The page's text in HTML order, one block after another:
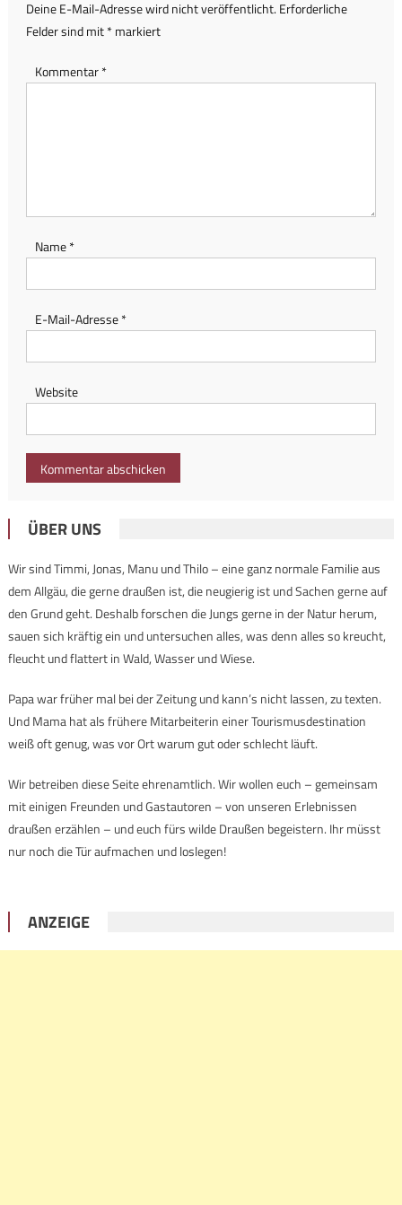
Deine E-Mail-Adresse wird nicht veröffentlicht. Erforderliche
Felder sind mit*markiert
Kommentar*
Name*
E-Mail-Adresse*
Website
ÜBER UNS
Wir sind Timmi, Jonas, Manu und Thilo – eine ganz normale Familie aus
dem Allgäu, die gerne draußen ist, die neugierig ist und Sachen gerne auf
den Grund geht. Deshalb forschen die Jungs gerne in der Natur herum,
sauen sich kräftig ein und untersuchen alles, was denn alles so kreucht,
fleucht und flattert in Wald, Wasser und Wiese.
Papa war früher mal bei der Zeitung und kann’s nicht lassen, zu texten.
Und Mama hat als frühere Mitarbeiterin einer Tourismusdestination
weiß oft genug, was vor Ort warum gut oder schlecht läuft.
Wir betreiben diese Seite ehrenamtlich. Wir wollen euch – gemeinsam
mit einigen Freunden und Gastautoren – von unseren Erlebnissen
draußen erzählen – und euch fürs wilde Draußen begeistern. Ihr müsst
nur noch die Tür aufmachen und loslegen!
ANZEIGE